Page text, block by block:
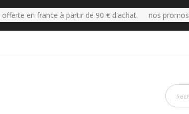
offerte en france à partir de 90 € d'achat nos promos